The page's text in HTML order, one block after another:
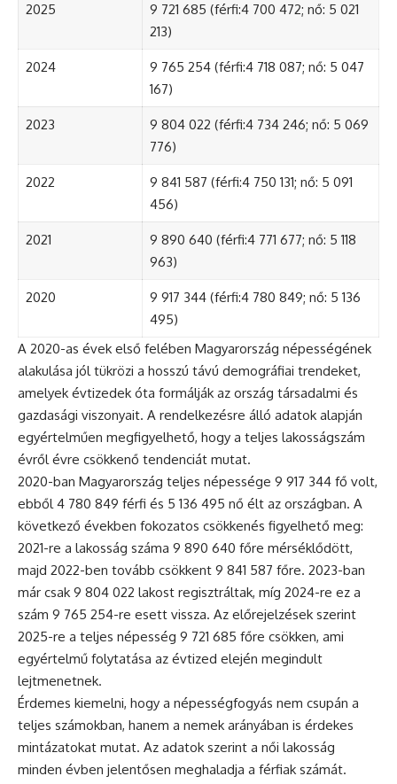
2025
9 721 685 (férfi:4 700 472; nő: 5 021
213)
2024
9 765 254 (férfi:4 718 087; nő: 5 047
167)
2023
9 804 022 (férfi:4 734 246; nő: 5 069
776)
2022
9 841 587 (férfi:4 750 131; nő: 5 091
456)
2021
9 890 640 (férfi:4 771 677; nő: 5 118
963)
2020
9 917 344 (férfi:4 780 849; nő: 5 136
495)
A 2020-as évek első felében Magyarország népességének
alakulása jól tükrözi a hosszú távú demográfiai trendeket,
amelyek évtizedek óta formálják az ország társadalmi és
gazdasági viszonyait. A rendelkezésre álló adatok alapján
egyértelműen megfigyelhető, hogy a teljes lakosságszám
évről évre csökkenő tendenciát mutat.
2020-ban Magyarország teljes népessége 9 917 344 fő volt,
ebből 4 780 849 férfi és 5 136 495 nő élt az országban. A
következő években fokozatos csökkenés figyelhető meg:
2021-re a lakosság száma 9 890 640 főre mérséklődött,
majd 2022-ben tovább csökkent 9 841 587 főre. 2023-ban
már csak 9 804 022 lakost regisztráltak, míg 2024-re ez a
szám 9 765 254-re esett vissza. Az előrejelzések szerint
2025-re a teljes népesség 9 721 685 főre csökken, ami
egyértelmű folytatása az évtized elején megindult
lejtmenetnek.
Érdemes kiemelni, hogy a népességfogyás nem csupán a
teljes számokban, hanem a nemek arányában is érdekes
mintázatokat mutat. Az adatok szerint a női lakosság
minden évben jelentősen meghaladja a férfiak számát.